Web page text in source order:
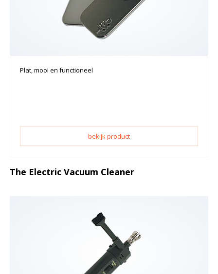
Plat, mooi en functioneel
bekijk product
The Electric Vacuum Cleaner